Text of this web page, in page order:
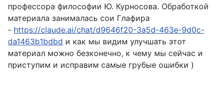
профессора философии Ю. Курносова. Обработкой
материала занималась сои Глафира
- https://claude.ai/chat/d9646f20-3a5d-463e-9d0c-
da1463b1bdbd и как мы видим улучшать этот
материал можно безконечно, к чему мы сейчас и
приступим и исправим самые грубые ошибки )